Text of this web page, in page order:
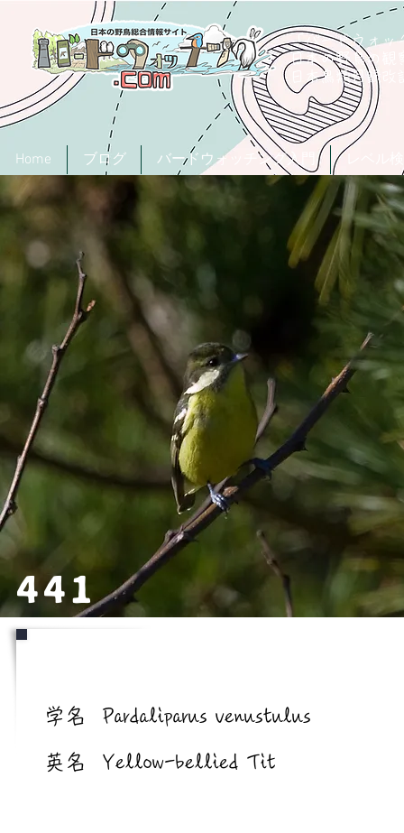
「バードウォッ
日本の野鳥の観
日本鳥類目録
Home ブログ バードウォッチング入門
441
学名 Pardaliparus venustulus
英名 Yellow-bellied Tit